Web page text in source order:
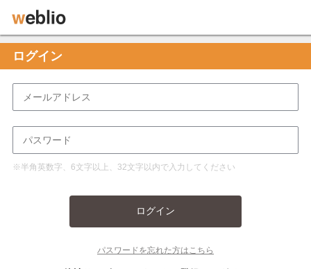
ログイン
※半角英数字、6文字以上、32文字以内で入力してください
ログイン
パスワードを忘れた方はこちら